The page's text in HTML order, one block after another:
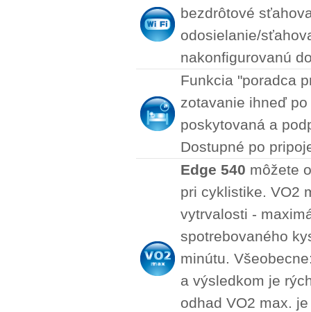
bezdrôtové
odosielanie/
nakonfigurovanú
Funkcia "poradca
zotavanie ihneď
poskytovaná a
Dostupné po
Edge 540 môžete
pri cyklistike. VO2
vytrvalosti -
spotrebovaného
minútu.
a výsledkom je
odhad VO2 max.